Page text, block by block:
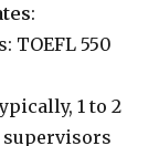
:
TOEFL 550
1 to 2